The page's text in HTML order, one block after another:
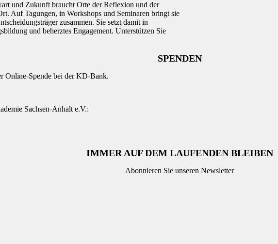
und Zukunft braucht Orte der Reflexion und der
Auf Tagungen, in Workshops und Seminaren bringt sie
zusammen. Sie setzt damit in
und beherztes Engagement. Unterstützen Sie
SPENDEN
Online-Spende bei der KD-Bank.
Sachsen-Anhalt e.V.:
IMMER AUF DEM LAUFENDEN BLEIBEN
Abonnieren Sie unseren Newsletter